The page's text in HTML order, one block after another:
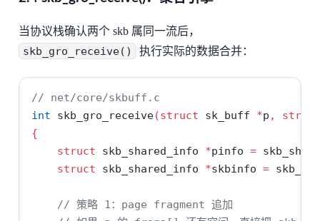
当协议栈确认两个 skb 属同一流后，
skb_gro_receive() 执行实际的数据合并：
// net/core/skbuff.c
int skb_gro_receive(struct sk_buff *p ,
{
struct skb_shared_info *pinfo =
struct skb_shared_info *skbinfo =
// 策略 1：page fragment 追加